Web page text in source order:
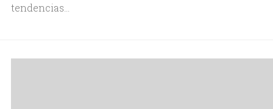
tendencias...